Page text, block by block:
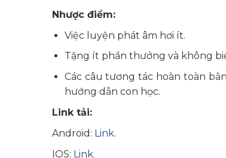
Nhược điểm:
Việc luyện phát âm hơi ít.
Tặng ít phần thưởng và không
Các câu tương tác hoàn toàn
hướng dẫn con học.
Link tải:
Android: Link.
IOS: Link.